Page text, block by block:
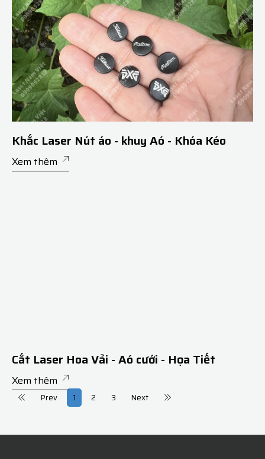
Khắc Laser Nút áo - khuy Aó - Khóa Kéo
Xem thêm
Cắt Laser Hoa Vải - Aó cưới - Họa Tiết
Xem thêm
Prev 1 2 3 Next